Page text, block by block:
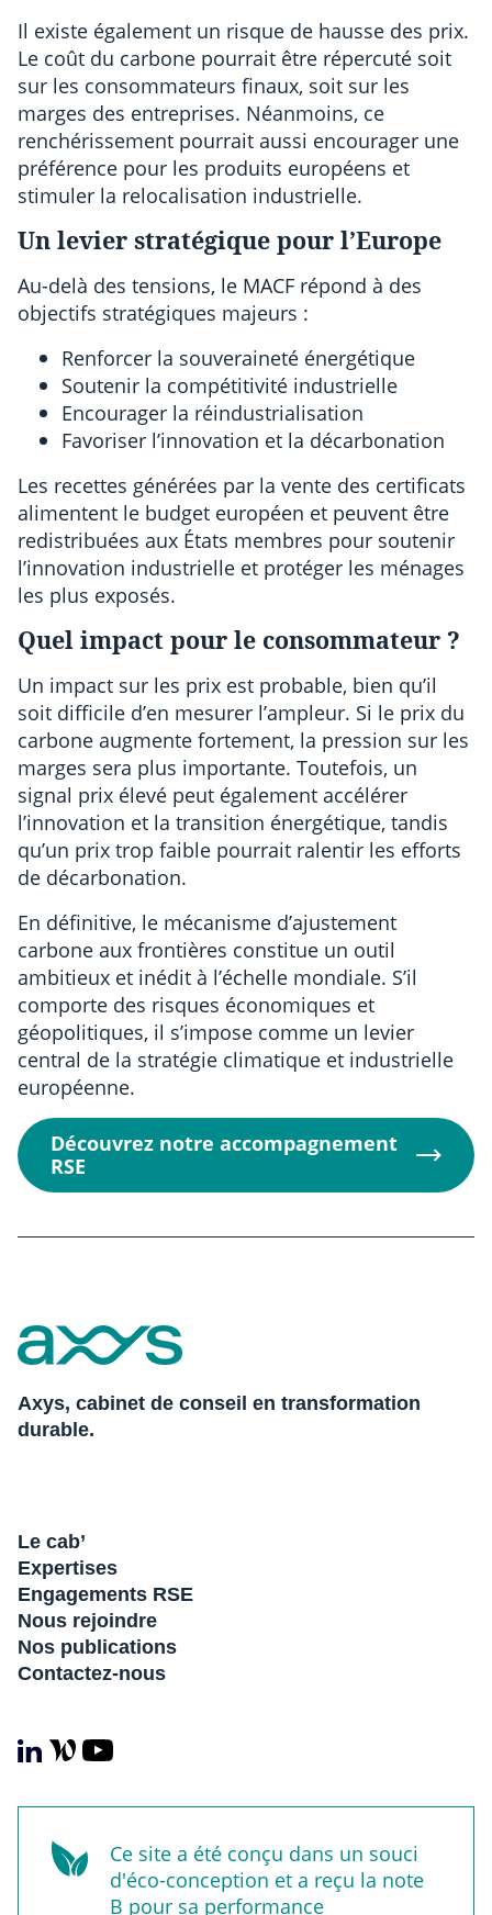
Il existe également un risque de hausse des prix.
Le coût du carbone pourrait être répercuté soit
sur les consommateurs finaux, soit sur les
marges des entreprises. Néanmoins, ce
renchérissement pourrait aussi encourager une
préférence pour les produits européens et
stimuler la relocalisation industrielle.
Un levier stratégique pour l’Europe
Au-delà des tensions, le MACF répond à des
objectifs stratégiques majeurs :
Renforcer la souveraineté énergétique
Soutenir la compétitivité industrielle
Encourager la réindustrialisation
Favoriser l’innovation et la décarbonation
Les recettes générées par la vente des certificats
alimentent le budget européen et peuvent être
redistribuées aux États membres pour soutenir
l’innovation industrielle et protéger les ménages
les plus exposés.
Quel impact pour le consommateur ?
Un impact sur les prix est probable, bien qu’il
soit difficile d’en mesurer l’ampleur. Si le prix du
carbone augmente fortement, la pression sur les
marges sera plus importante. Toutefois, un
signal prix élevé peut également accélérer
l’innovation et la transition énergétique, tandis
qu’un prix trop faible pourrait ralentir les efforts
de décarbonation.
En définitive, le mécanisme d’ajustement
carbone aux frontières constitue un outil
ambitieux et inédit à l’échelle mondiale. S’il
comporte des risques économiques et
géopolitiques, il s’impose comme un levier
central de la stratégie climatique et industrielle
européenne.
Découvrez notre accompagnement
RSE
Axys, cabinet de conseil en transformation
durable.
Le cab’
Expertises
Engagements RSE
Nous rejoindre
Nos publications
Contactez-nous
Ce site a été conçu dans un souci
d'éco-conception et a reçu la note
B pour sa performance